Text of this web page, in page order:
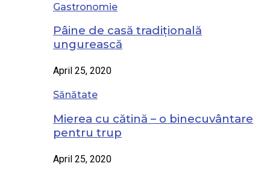
Gastronomie
Pâine de casă tradițională
ungurească
April 25, 2020
Sănătate
Mierea cu cătină – o binecuvântare
pentru trup
April 25, 2020